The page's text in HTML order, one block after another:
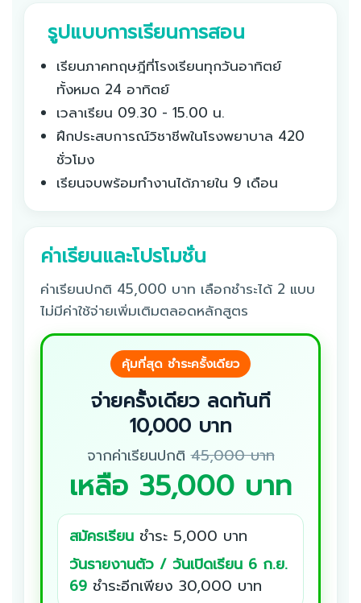
️ รูปแบบการเรียนการสอน
เรียนภาคทฤษฎีที่โรงเรียนทุกวันอาทิตย์
ทั้งหมด 24 อาทิตย์
เวลาเรียน 09.30 - 15.00 น.
ฝึกประสบการณ์วิชาชีพในโรงพยาบาล 420
ชั่วโมง
เรียนจบพร้อมทำงานได้ภายใน 9 เดือน
ค่าเรียนและโปรโมชั่น
ค่าเรียนปกติ 45,000 บาท เลือกชำระได้ 2 แบบ
ไม่มีค่าใช้จ่ายเพิ่มเติมตลอดหลักสูตร
คุ้มที่สุด ชำระครั้งเดียว
จ่ายครั้งเดียว ลดทันที
10,000 บาท
จากค่าเรียนปกติ45,000 บาท
เหลือ 35,000 บาท
สมัครเรียน ชำระ 5,000 บาท
วันรายงานตัว / วันเปิดเรียน 6 ก.ย.
69 ชำระอีกเพียง 30,000 บาท